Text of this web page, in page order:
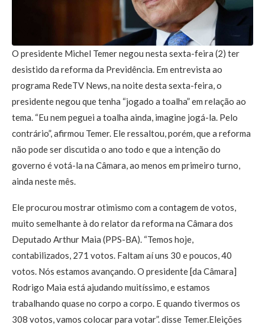
O presidente Michel Temer negou nesta sexta-feira (2) ter
desistido da reforma da Previdência. Em entrevista ao
programa RedeTV News, na noite desta sexta-feira, o
presidente negou que tenha “jogado a toalha” em relação ao
tema. “Eu nem peguei a toalha ainda, imagine jogá-la. Pelo
contrário”, afirmou Temer. Ele ressaltou, porém, que a reforma
não pode ser discutida o ano todo e que a intenção do
governo é votá-la na Câmara, ao menos em primeiro turno,
ainda neste mês.
Ele procurou mostrar otimismo com a contagem de votos,
muito semelhante à do relator da reforma na Câmara dos
Deputado Arthur Maia (PPS-BA). “Temos hoje,
contabilizados, 271 votos. Faltam aí uns 30 e poucos, 40
votos. Nós estamos avançando. O presidente [da Câmara]
Rodrigo Maia está ajudando muitíssimo, e estamos
trabalhando quase no corpo a corpo. E quando tivermos os
308 votos, vamos colocar para votar”. disse Temer.Eleições